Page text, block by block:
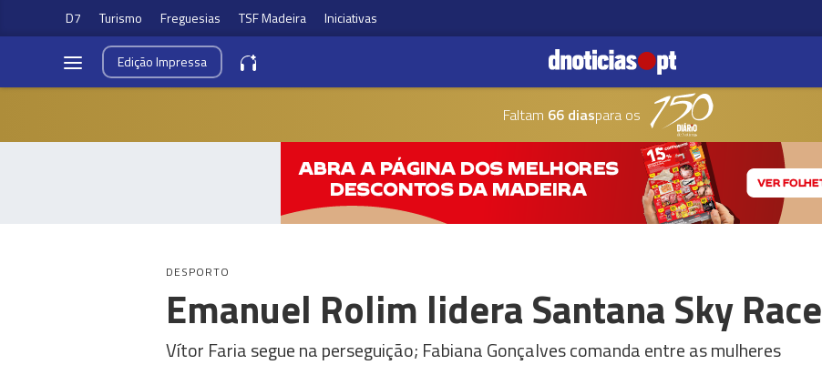
D7 Turismo Freguesias TSF Madeira Iniciativas
EdiçãoImpressa
Faltam 66 diaspara os
DESPORTO
Emanuel Rolim lidera Santana Sky Race
Vítor Faria segue na perseguição; Fabiana Gonçalves comanda entre as mulheres